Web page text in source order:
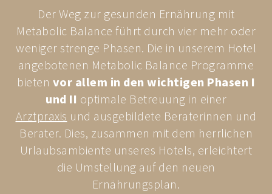
Allergien
Diabetes Typ 2
Hautprobleme
Sodbrennen
Andauerndes und wiederkehrendes Schmerzempfinden,
u. a. bei Arthritis
Schlafstörungen
Umstellung des Körpers auf die neue, gesunde
Ernährungsweise. Auf den Tisch kommen pro Mahlzeit nur
eine Portion Eiweiß (in Form von Fleisch, Fisch, Käse oder
Joghurt) sowie leichte Kohlenhydrate in Form von Gemüse
und Obst. Fett und Zucker sind in dieser Phase tabu.
Roggenvollkornknäckebrot ist erlaubt.
Phase III: Gelockerte Umstellungsphase
In dieser Phase dürfen gute Fette, wie Omega-3-haltige
Pflanzenöle, wieder verwendet werden. Schrittweise
werden auch Lieblingslebensmittel, die nicht auf dem
Ernährungsplan der Phase II standen, wieder integriert.
Damit soll getestet werden, ob das erreichte Gewicht und
das damit einhergehende Wohlgefühl auch mit diesen
Lebensmitteln erhalten bleibt.
Der Weg zur gesunden Ernährung mit
Metabolic Balance führt durch vier mehr oder
weniger strenge Phasen. Die in unserem Hotel
angebotenen Metabolic Balance Programme
bieten vor allem in den wichtigen Phasen I
und II optimale Betreuung in einer
Arztpraxis und ausgebildete Beraterinnen und
Berater. Dies, zusammen mit dem herrlichen
Urlaubsambiente unseres Hotels, erleichtert
die Umstellung auf den neuen
Ernährungsplan.